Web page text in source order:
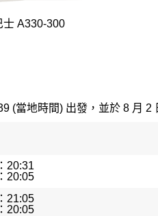
士 A330-300
(當地時間) 出發，並於 8 月
20:31
20:05
21:05
20:05